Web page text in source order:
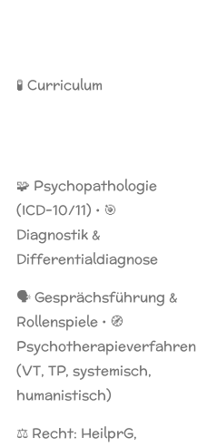
🧪 Curriculum
🧩 Psychopathologie
(ICD-10/11) • 🎯
Diagnostik &
Differentialdiagnose
🗣️ Gesprächsführung &
Rollenspiele • 🧭
Psychotherapieverfahren
(VT, TP, systemisch,
humanistisch)
⚖️ Recht: HeilprG,